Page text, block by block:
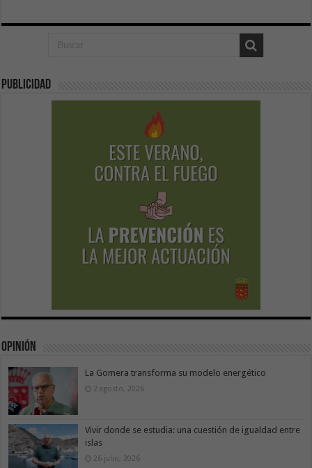
Publicidad
Opinión
La Gomera transforma su modelo energético
2 agosto, 2026
Vivir donde se estudia: una cuestión de igualdad entre
islas
26 julio, 2026